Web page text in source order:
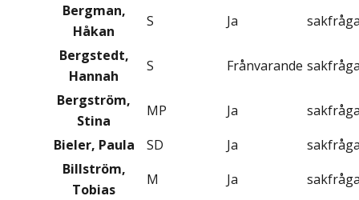
Bergman,
Håkan
S Ja
Bergstedt,
Hannah
S Frånvarande
Bergström,
Stina
MP Ja
Bieler, Paula
SD Ja
Billström,
Tobias
M Ja